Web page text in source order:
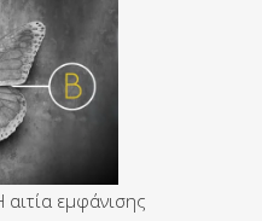
εμφάνισης